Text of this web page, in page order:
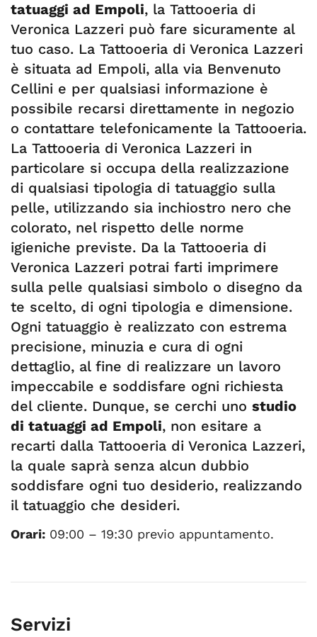
tatuaggi ad Empoli, la Tattooeria di
Veronica Lazzeri può fare sicuramente al
tuo caso. La Tattooeria di Veronica Lazzeri
è situata ad Empoli, alla via Benvenuto
Cellini e per qualsiasi informazione è
possibile recarsi direttamente in negozio
o contattare telefonicamente la Tattooeria.
La Tattooeria di Veronica Lazzeri in
particolare si occupa della realizzazione
di qualsiasi tipologia di tatuaggio sulla
pelle, utilizzando sia inchiostro nero che
colorato, nel rispetto delle norme
igieniche previste. Da la Tattooeria di
Veronica Lazzeri potrai farti imprimere
sulla pelle qualsiasi simbolo o disegno da
te scelto, di ogni tipologia e dimensione.
Ogni tatuaggio è realizzato con estrema
precisione, minuzia e cura di ogni
dettaglio, al fine di realizzare un lavoro
impeccabile e soddisfare ogni richiesta
del cliente. Dunque, se cerchi uno studio
di tatuaggi ad Empoli, non esitare a
recarti dalla Tattooeria di Veronica Lazzeri,
la quale saprà senza alcun dubbio
soddisfare ogni tuo desiderio, realizzando
il tatuaggio che desideri.
Orari: 09:00 – 19:30 previo appuntamento.
Servizi